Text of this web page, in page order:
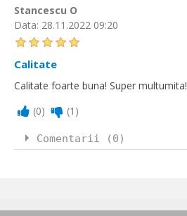
Stancescu O
Data: 28.11.2022 09:20
Calitate
Calitate foarte buna! Super multumita!
(0) (1 )
Comentarii (0)